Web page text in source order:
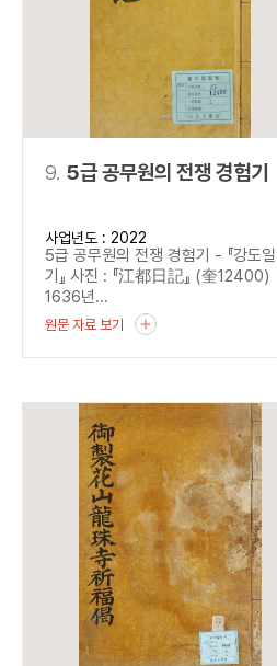
9. 5급 공무원의 전쟁 경험기
사업년도 : 2022
5급 공무원의 전쟁 경험기 - 『강도일
기』 사진 : 『江都日記』 (奎12400)
1636년...
원문 자료 보기